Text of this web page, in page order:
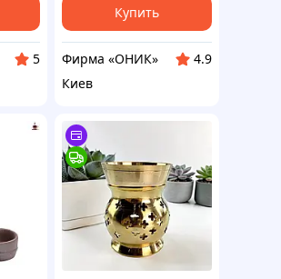
5
Купить
Фирма «ОНИК»
4.9
Киев